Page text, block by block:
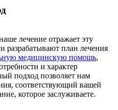
лечение отражает эту
разрабатывают план лечения
медицинскую помощь,
и характер
подход позволяет нам
соответствующий вашей
которое заслуживаете.